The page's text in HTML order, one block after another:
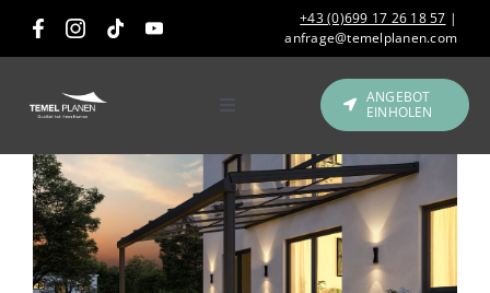
content
+43 (0)699 17 26 18 57 |
anfrage@temelplanen.com
Produkte
Gastronomie &
Hotellerie
ANGEBOT
EINHOLEN